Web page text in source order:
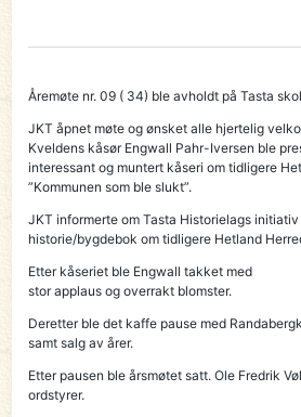
Åremøte nr. 09 ( 34) ble avholdt på Tasta
JKT åpnet møte og ønsket alle hjertelig
Kveldens kåsør Engwall Pahr-Iversen ble
interessant og muntert kåseri om tidligere
”Kommunen som ble slukt”.
JKT informerte om Tasta Historielags
historie/bygdebok om tidligere Hetland
Etter kåseriet ble Engwall takket med
stor applaus og overrakt blomster.
Deretter ble det kaffe pause med
samt salg av årer.
Etter pausen ble årsmøtet satt. Ole Fredrik
ordstyrer.